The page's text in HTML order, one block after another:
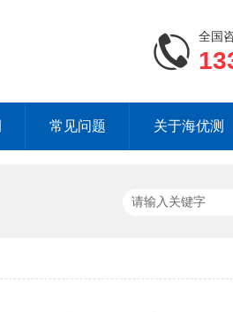
全国
常见问题 关于海优测